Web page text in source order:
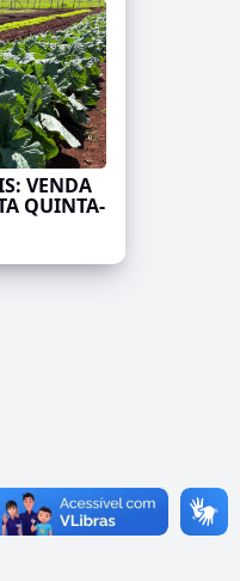
VENDA
QUINTA-